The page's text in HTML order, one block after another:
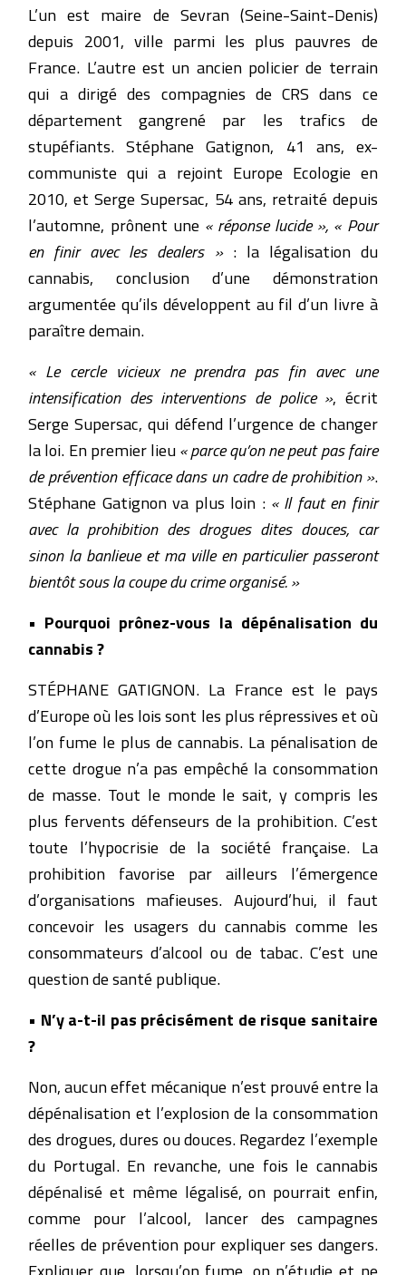
L’un est maire de Sevran (Seine-Saint-Denis)
depuis 2001, ville parmi les plus pauvres de
France. L’autre est un ancien policier de terrain
qui a dirigé des compagnies de CRS dans ce
département gangrené par les trafics de
stupéfiants. Stéphane Gatignon, 41 ans, ex-
communiste qui a rejoint Europe Ecologie en
2010, et Serge Supersac, 54 ans, retraité depuis
l’automne, prônent une « réponse lucide », « Pour
en finir avec les dealers »: la légalisation du
cannabis, conclusion d’une démonstration
argumentée qu’ils développent au fil d’un livre à
paraître demain.
« Le cercle vicieux ne prendra pas fin avec une
intensification des interventions de police », écrit
Serge Supersac, qui défend l’urgence de changer
la loi. En premier lieu« parce qu’on ne peut pas faire
de prévention efficace dans un cadre de prohibition ».
Stéphane Gatignon va plus loin : « Il faut en finir
avec la prohibition des drogues dites douces, car
sinon la banlieue et ma ville en particulier passeront
bientôt sous la coupe du crime organisé. »
• Pourquoi prônez-vous la dépénalisation du
cannabis ?
STÉPHANE GATIGNON. La France est le pays
d’Europe où les lois sont les plus répressives et où
l’on fume le plus de cannabis. La pénalisation de
cette drogue n’a pas empêché la consommation
de masse. Tout le monde le sait, y compris les
plus fervents défenseurs de la prohibition. C’est
toute l’hypocrisie de la société française. La
prohibition favorise par ailleurs l’émergence
d’organisations mafieuses. Aujourd’hui, il faut
concevoir les usagers du cannabis comme les
consommateurs d’alcool ou de tabac. C’est une
question de santé publique.
• N’y a-t-il pas précisément de risque sanitaire
?
Non, aucun effet mécanique n’est prouvé entre la
dépénalisation et l’explosion de la consommation
des drogues, dures ou douces. Regardez l’exemple
du Portugal. En revanche, une fois le cannabis
dépénalisé et même légalisé, on pourrait enfin,
comme pour l’alcool, lancer des campagnes
réelles de prévention pour expliquer ses dangers.